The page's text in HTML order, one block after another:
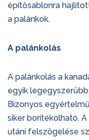
építősablonra
a palánkok.
A palánkolás
A palánkolás a
egyik
Bizonyos
siker borítékolható.
utáni felszögelése